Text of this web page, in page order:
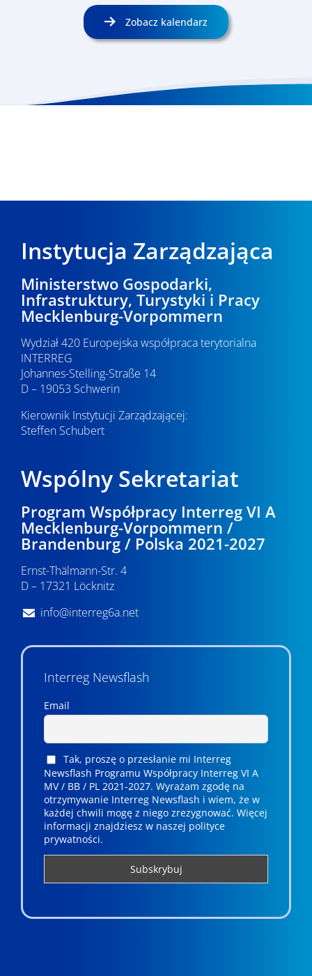
Zobacz kalendarz
Instytucja Zarządzająca
Ministerstwo Gospodarki,
Infrastruktury, Turystyki i Pracy
Mecklenburg-Vorpommern
Wydział 420 Europejska współpraca terytorialna
INTERREG
Johannes-Stelling-Straße 14
D – 19053 Schwerin
Kierownik Instytucji Zarządzającej:
Steffen Schubert
Wspólny Sekretariat
Program Współpracy Interreg VI A
Mecklenburg-Vorpommern /
Brandenburg / Polska 2021-2027
Ernst-Thälmann-Str. 4
D – 17321 Löcknitz
info@interreg6a.net
Interreg Newsflash
Email
Tak, proszę o przesłanie mi Interreg
Newsflash Programu Współpracy Interreg VI A
MV / BB / PL 2021-2027. Wyrażam zgodę na
otrzymywanie Interreg Newsflash i wiem, że w
każdej chwili mogę z niego zrezygnować. ­­Więcej
informacji znajdziesz w naszej polityce
prywatności.